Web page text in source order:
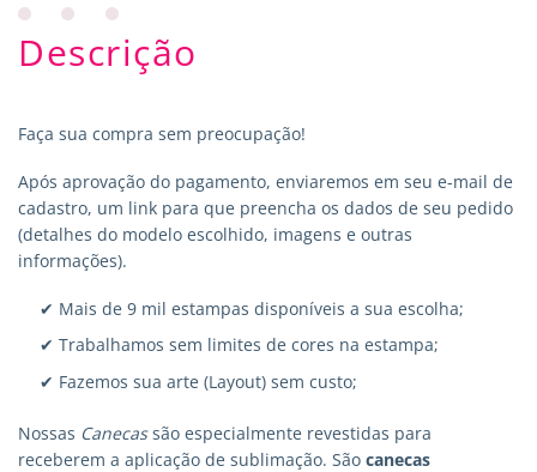
Descrição
Faça sua compra sem preocupação!
Após aprovação do pagamento, enviaremos em seu e-mail de
cadastro, um link para que preencha os dados de seu pedido
(detalhes do modelo escolhido, imagens e outras
informações).
✔ Mais de 9 mil estampas disponíveis a sua escolha;
✔ Trabalhamos sem limites de cores na estampa;
✔ Fazemos sua arte (Layout) sem custo;
Nossas Canecassão especialmente revestidas para
receberem a aplicação de sublimação. São canecas